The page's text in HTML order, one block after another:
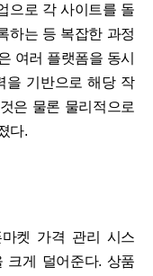
으로 각 사이트를 돌
하는 등 복잡한 과정
여러 플랫폼을 동시
을 기반으로 해당 작
은 물론 물리적으로
다.
마켓 가격 관리 시스
크게 덜어준다. 상품